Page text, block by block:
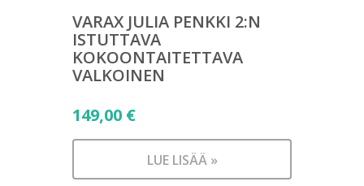
VARAX JULIA PENKKI 2:N
ISTUTTAVA
KOKOONTAITETTAVA
VALKOINEN
149,00 €
LUE LISÄÄ »